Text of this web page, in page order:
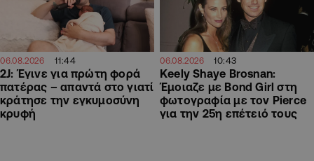
06.08.2026 11:44
2J: Έγινε για πρώτη φορά
πατέρας – απαντά στο γιατί
κράτησε την εγκυμοσύνη
κρυφή
06.08.2026 10:43
Keely Shaye Brosnan:
Έμοιαζε με Bond Girl στη
φωτογραφία με τον Pierce
για την 25η επέτειό τους